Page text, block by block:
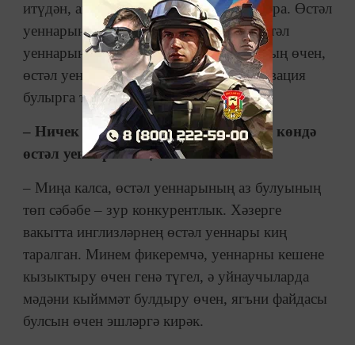
итүдән, аңа кызыксындыру уятудан тора. Өстәл
уеннарын күп кеше уйнамый, татар өстәл
уеннарын аеруча аз кеше уйный. Шуның өчен,
өстәл уеннарын үстерергә кирәк, мотивация
булырга тиеш.
– Ничек уйлыйсың, ни өчен бүгенге көндә
өстәл уеннарының саны аз?
– Миңа калса, өстәл уеннарының аз булуының
төп сәбәбе – зур конкурентлык. Хәзерге
вакытта инглизләрнең өстәл уеннары киң
таралган. Минем фикеремчә, уеннарны кешене
кызыктыру өчен генә түгел, ә уйнаучыларда
мәдәни кыйммәт булдыру өчен, ягъни файдасы
булсын өчен эшләргә кирәк.